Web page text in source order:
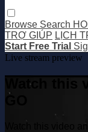
Browse Search
TRỢ GIÚP LỊCH
Start Free Trial
Live stream preview
Watch this
Watch this video